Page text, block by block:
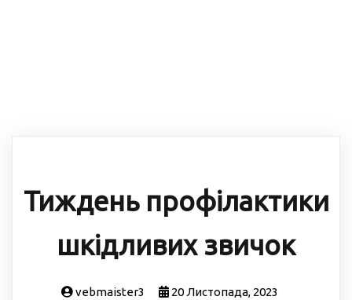
Тиждень профілактики
шкідливих звичок
vebmaister3
20 Листопада, 2023